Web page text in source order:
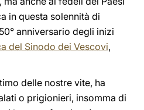
in questa solennità di
anniversario degli inizi
del Sinodo dei Vescovi,
delle nostre vite, ha
o prigionieri, insomma di